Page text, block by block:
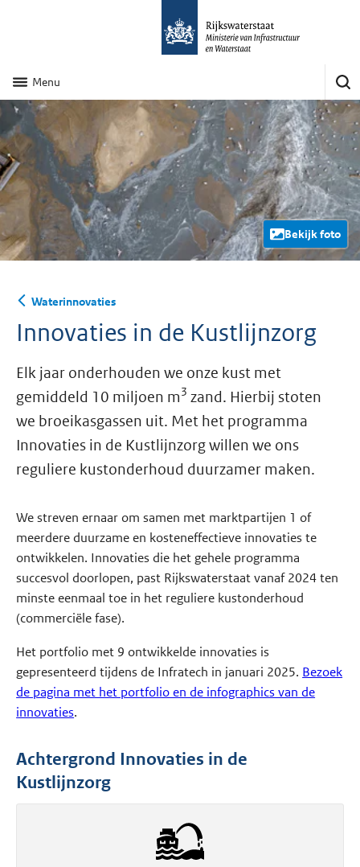
Menu
Bekijk foto
Waterinnovaties
Innovaties in de Kustlijnzorg
Elk jaar onderhouden we onze kust met
gemiddeld 10 miljoen m3 zand. Hierbij stoten
we broeikasgassen uit. Met het programma
Innovaties in de Kustlijnzorg willen we ons
reguliere kustonderhoud duurzamer maken.
We streven ernaar om samen met marktpartijen 1 of
meerdere duurzame en kosteneffectieve innovaties te
ontwikkelen. Innovaties die het gehele programma
succesvol doorlopen, past Rijkswaterstaat vanaf 2024 ten
minste eenmaal toe in het reguliere kustonderhoud
(commerciële fase).
Het portfolio met 9 ontwikkelde innovaties is
gepresenteerd tijdens de Infratech in januari 2025. Bezoek
de pagina met het portfolio en de infographics van de
innovaties.
Achtergrond Innovaties in de
Kustlijnzorg